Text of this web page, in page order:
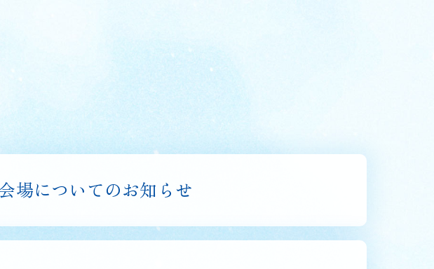
場についてのお知らせ